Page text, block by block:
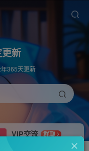
新
365天更新
VIP交流
群聊
研究探讨更多创业项目路子。